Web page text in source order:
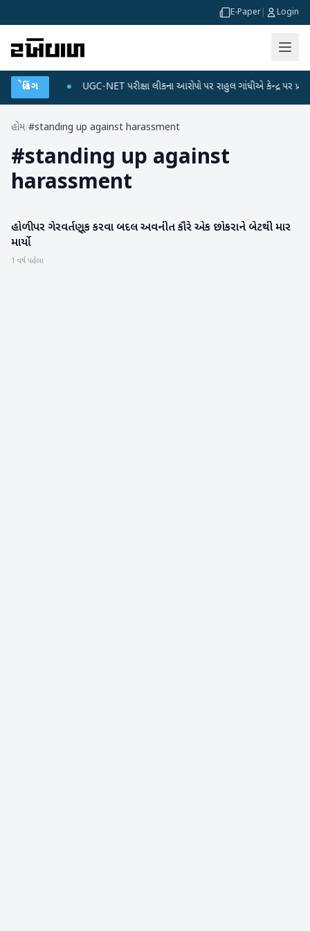
E-Paper Login
બ્રેકિંગ
પ્લાન UGC-NET પરીક્ષા લીકના આરોપો પર રાહુલ ગાંધીએ કેન્દ્ર પર પ્રહાર
હોમ/#standing up against harassment
#standing up against
harassment
મનોરંજન
હોળી પર ગેરવર્તણૂક કરવા બદલ અવનીત કૌરે એક છોકરાને બેટથી માર
માર્યો
1 વર્ષ પહેલા